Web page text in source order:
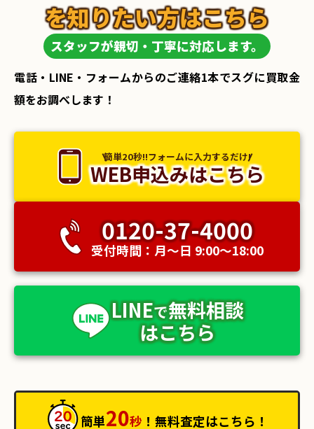
スタッフが親切・丁寧に対応します。
を知りたい方はこちら
電話・LINE・フォームからのご連絡1本でスグに買取金
額をお調べします！
簡単20秒!!フォームに入力するだけ!
WEB申込みはこちら
0120-37-4000
受付時間：月〜日 9:00〜18:00
LINEで無料相談
はこちら
簡単20秒 ！無料査定はこちら！